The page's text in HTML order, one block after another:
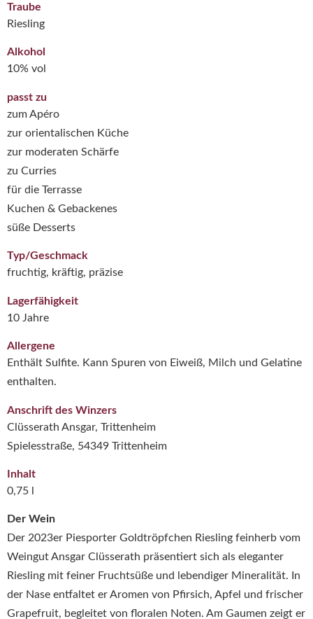
Der Wein
Der 2023er Piesporter Goldtröpfchen Riesling feinherb vom
Weingut Ansgar Clüsserath präsentiert sich als eleganter
Riesling mit feiner Fruchtsüße und lebendiger Mineralität. In
der Nase entfaltet er Aromen von Pfirsich, Apfel und frischer
Grapefruit, begleitet von floralen Noten. Am Gaumen zeigt er
Traube
Riesling
Alkohol
10% vol
passt zu
zum Apéro
zur orientalischen Küche
zur moderaten Schärfe
zu Curries
für die Terrasse
Kuchen & Gebackenes
süße Desserts
Typ/Geschmack
fruchtig, kräftig, präzise
Lagerfähigkeit
10 Jahre
Allergene
Enthält Sulfite. Kann Spuren von Eiweiß, Milch und Gelatine
enthalten.
Anschrift des Winzers
Clüsserath Ansgar, Trittenheim
Spielesstraße, 54349 Trittenheim
Inhalt
0,75 l